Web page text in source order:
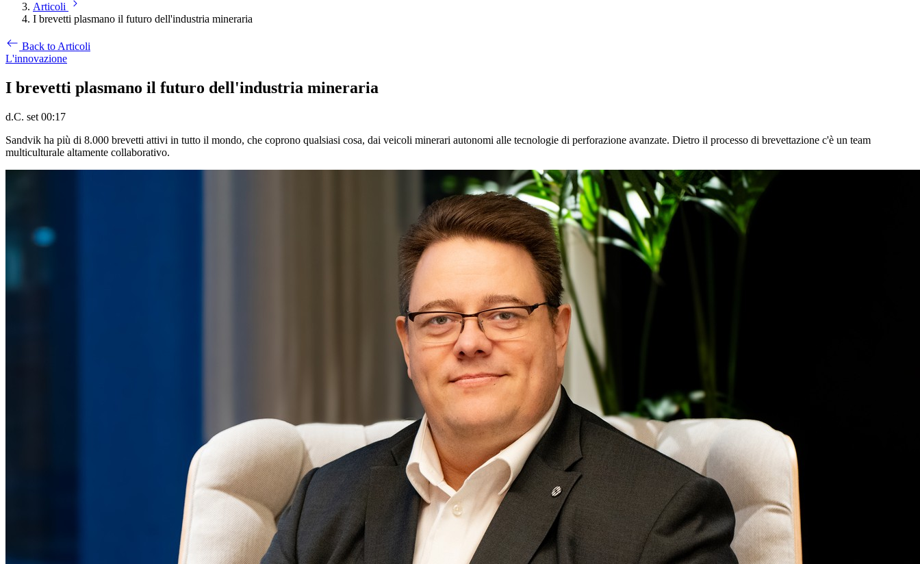
Articoli
I brevetti plasmano il futuro dell'industria mineraria
Back to Articoli
L'innovazione
I brevetti plasmano il futuro dell'industria mineraria
d.C. set 00:17
Sandvik ha più di 8.000 brevetti attivi in tutto il mondo, che coprono qualsiasi cosa, dai veicoli minerari autonomi alle tecnologie di perforazione avanzate. Dietro il processo di brevettazione c'è un team
multiculturale altamente collaborativo.